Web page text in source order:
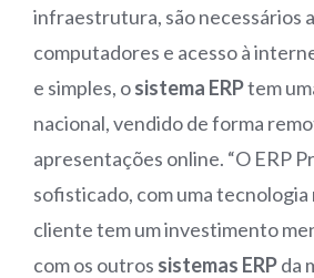
infraestrutura, são necessários
computadores e acesso à
e simples, osistema ERPtem
nacional, vendido de forma
apresentações online. “O ERP
sofisticado, com uma tecnologia
cliente tem um investimento
com os outros sistemas ERPda